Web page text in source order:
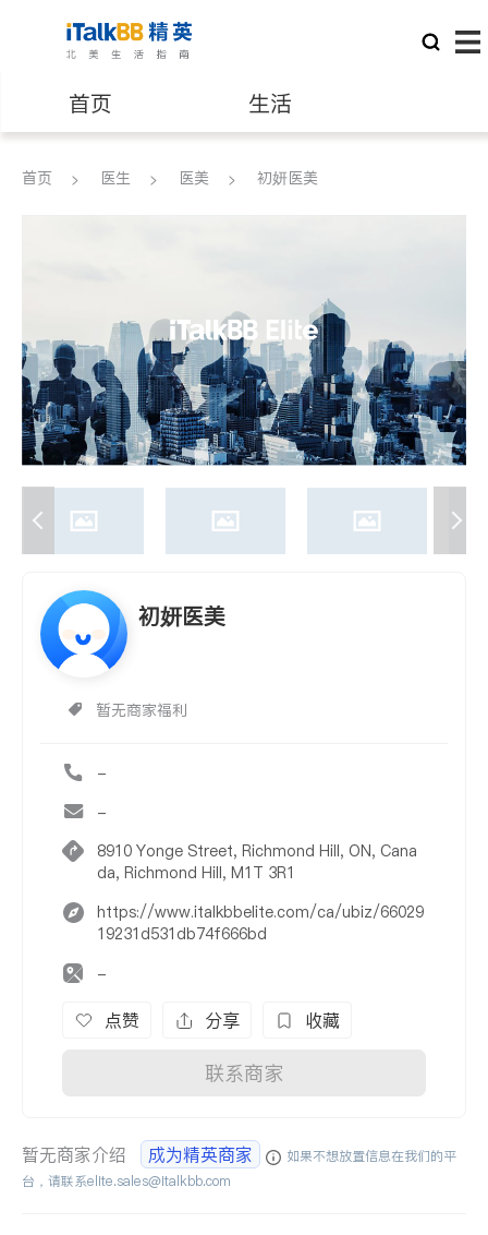
首页 生活
医生 律师
会计师
建筑装修
首页 医生 医美 初妍医美
初妍医美
暂无商家福利
-
-
8910 Yonge Street, Richmond Hill, ON, Cana
da, Richmond Hill, M1T 3R1
https://www.italkbbelite.com/ca/ubiz/66029
19231d531db74f666bd
-
点赞 分享 收藏
联系商家
暂无商家介绍 成为精英商家
如果不想放置信息在我们的平
台，请联系elite.sales@italkbb.com